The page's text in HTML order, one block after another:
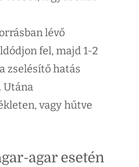
lévő
fel, majd 1-2
zselésítő hatás
Utána
vagy hűtve
agar esetén